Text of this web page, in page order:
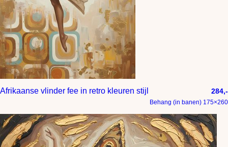
Afrikaanse vlinder fee in retro kleuren stijl 284,-
Behang (in banen) 175×260